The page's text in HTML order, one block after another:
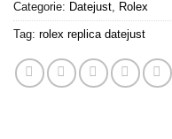
Categorie: Datejust Rolex
Tag: rolex replica datejust